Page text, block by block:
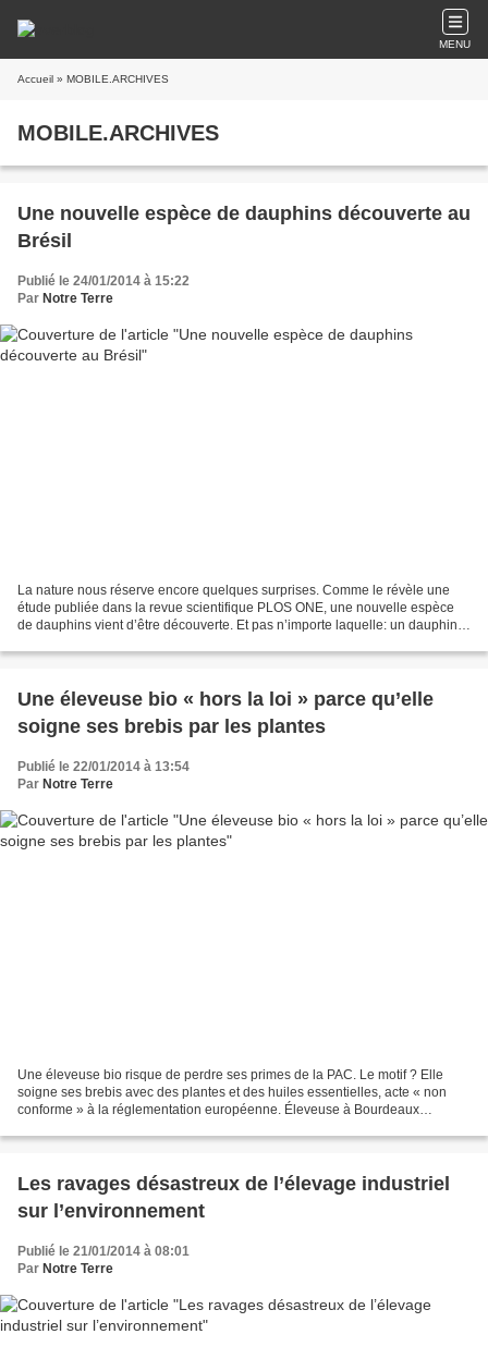
MENU
Accueil » MOBILE.ARCHIVES
MOBILE.ARCHIVES
Une nouvelle espèce de dauphins découverte au
Brésil
Publié le 24/01/2014 à 15:22
Par Notre Terre
La nature nous réserve encore quelques surprises. Comme le révèle une
étude publiée dans la revue scientifique PLOS ONE, une nouvelle espèce
de dauphins vient d’être découverte. Et pas n’importe laquelle: un dauphin
Une éleveuse bio « hors la loi » parce qu’elle
soigne ses brebis par les plantes
Publié le 22/01/2014 à 13:54
Par Notre Terre
Une éleveuse bio risque de perdre ses primes de la PAC. Le motif ? Elle
soigne ses brebis avec des plantes et des huiles essentielles, acte « non
conforme » à la réglementation européenne. Éleveuse à Bourdeaux
Les ravages désastreux de l’élevage industriel
sur l’environnement
Publié le 21/01/2014 à 08:01
Par Notre Terre